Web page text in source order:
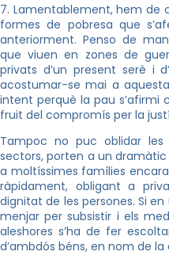
7. Lamentablement, hem de
formes de pobresa que
anteriorment. Penso de
que viuen en zones de
privats d’un present serè i
acostumar-se mai a
intent perquè la pau s’afirmi
fruit del compromís per la
Tampoc no puc oblidar les
sectors, porten a un
a moltíssimes famílies encara
ràpidament, obligant a
dignitat de les persones. Si
menjar per subsistir i els
aleshores s’ha de fer
d’ambdós béns, en nom de